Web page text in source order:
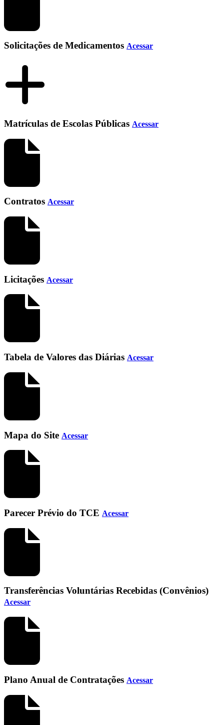
Solicitações de Medicamentos Acessar
Matrículas de Escolas Públicas Acessar
Contratos Acessar
Licitações Acessar
Tabela de Valores das Diárias Acessar
Mapa do Site Acessar
Parecer Prévio do TCE Acessar
Transferências Voluntárias Recebidas (Convênios)
Acessar
Plano Anual de Contratações Acessar